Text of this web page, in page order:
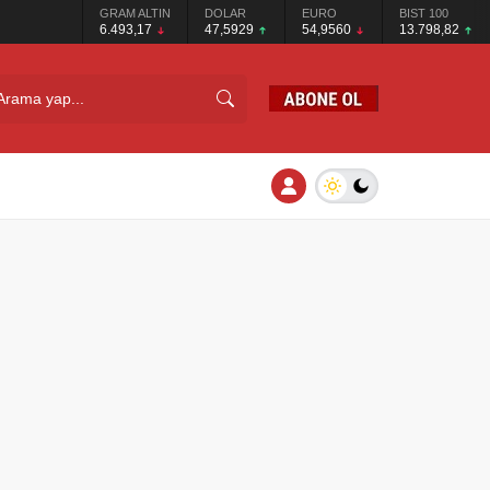
GRAM ALTIN
6.493,17
DOLAR
47,5929
EURO
54,9560
BIST 100
13.798,82